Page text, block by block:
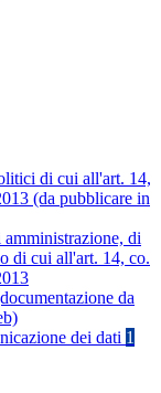
di cui all'art. 14,
(da pubblicare in
di
di cui all'art. 14, co.
da
dei dati 1